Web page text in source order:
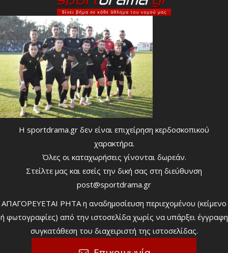
Η sportdrama.gr δεν είναι επιχείρηση κερδοσκοπικού
χαρακτήρα.
Όλες οι καταχωρήσεις γίνονται δωρεάν.
Στείλτε μας και εσείς την δική σας στη διεύθυνση
post@sportdrama.gr
ΑΠΑΓΟΡΕΥΕΤΑΙ ΡΗΤΑ η αναδημοσίευση περιεχομένου (κείμενο
ή φωτογραφίες) από την ιστοσελίδα χωρίς να υπάρξει έγγραφη
συγκατάθεση του διαχειριστή της ιστοσελίδας.